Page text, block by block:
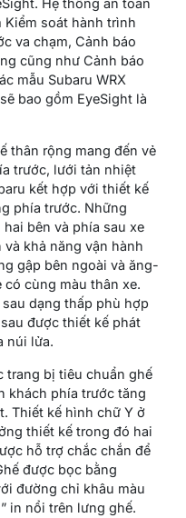
Hệ thống an toàn
soát hành trình
va chạm, Cảnh báo
cũng như Cảnh báo
mẫu Subaru WRX
bao gồm EyeSight là
thân rộng mang đến vẻ
trước, lưới tản nhiệt
kết hợp với thiết kế
phía trước. Những
bên và phía sau xe
khả năng vận hành
gập bên ngoài và ăng-
có cùng màu thân xe.
dạng thấp phù hợp
được thiết kế phát
núi lửa.
trang bị tiêu chuẩn ghế
khách phía trước tăng
Thiết kế hình chữ Y ở
thiết kế trong đó hai
hỗ trợ chắc chắn để
được bọc bằng
đường chỉ khâu màu
in nổi trên lưng ghế.